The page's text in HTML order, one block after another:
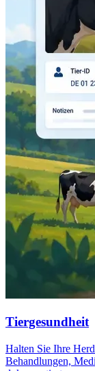
Tiergesundheit
Halten Sie Ihre
Behandlungen,